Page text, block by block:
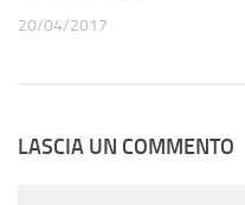
20/04/2017
LASCIA UN COMMENTO